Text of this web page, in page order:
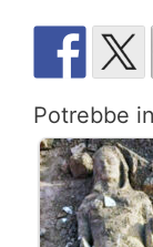
Potrebbe